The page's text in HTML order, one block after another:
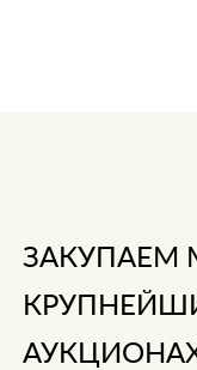
ЗАКУПАЕМ